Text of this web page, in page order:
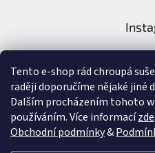
Tento e-shop rád chroupá
raději doporučíme nějaké jiné
Dalším procházením tohoto
používáním. Více informacízde.
Obchodní podmínky&
Sledovat